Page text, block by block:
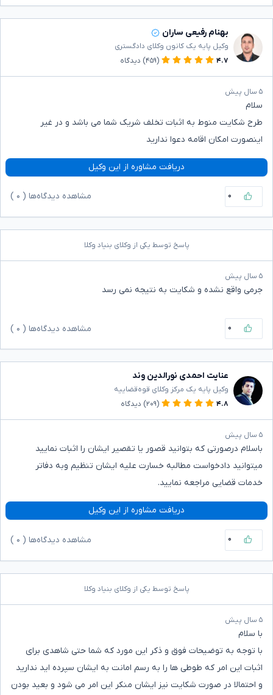
بهنام رفیعی ساران
وکیل پایه یک کانون وکلای دادگستری
۴.۷
(۴۵۹) دیدگاه
۵ سال پیش
سلام
طرح شکایت منوط به اثبات تخلف شریک شما می باشد و در غیر
اینصورت امکان اقامه دعوا ندارید
دریافت مشاوره از این وکیل
۰ مشاهده دیدگاه‌ها ( ۰
پاسخ توسط یکی از وکلای بنیاد وکلا
۵ سال پیش
جرمی واقع نشده و شکایت به نتیجه نمی رسد
۰ مشاهده دیدگاه‌ها ( ۰
عنایت احمدی نورالدین وند
وکیل پایه یک مرکز وکلای قوه‌قضاییه
۴.۸
(۲۰۹) دیدگاه
۵ سال پیش
باسلام درصورتی که بتوانید قصور یا تقصیر ایشان را اثبات نمایید
میتوانید دادخواست مطالبه خسارت علیه ایشان تنظیم وبه دفاتر
خدمات قضایی مراجعه نمایید.
دریافت مشاوره از این وکیل
۰ مشاهده دیدگاه‌ها ( ۰
پاسخ توسط یکی از وکلای بنیاد وکلا
۵ سال پیش
با سلام
با توجه به توضیحات فوق و ذکر این مورد که شما حتی شاهدی برای
اثبات این امر که طوطی ها را به رسم امانت به ایشان سپرده اید ندارید
و احتمالا در صورت شکایت نیز ایشان منکر این امر می شود و بعید بودن